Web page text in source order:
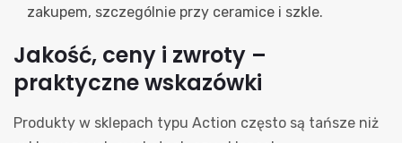
zakupem, szczególnie przy ceramice i szkle.
Jakość, ceny i zwroty –
praktyczne wskazówki
Produkty w sklepach typu Action często są tańsze niż